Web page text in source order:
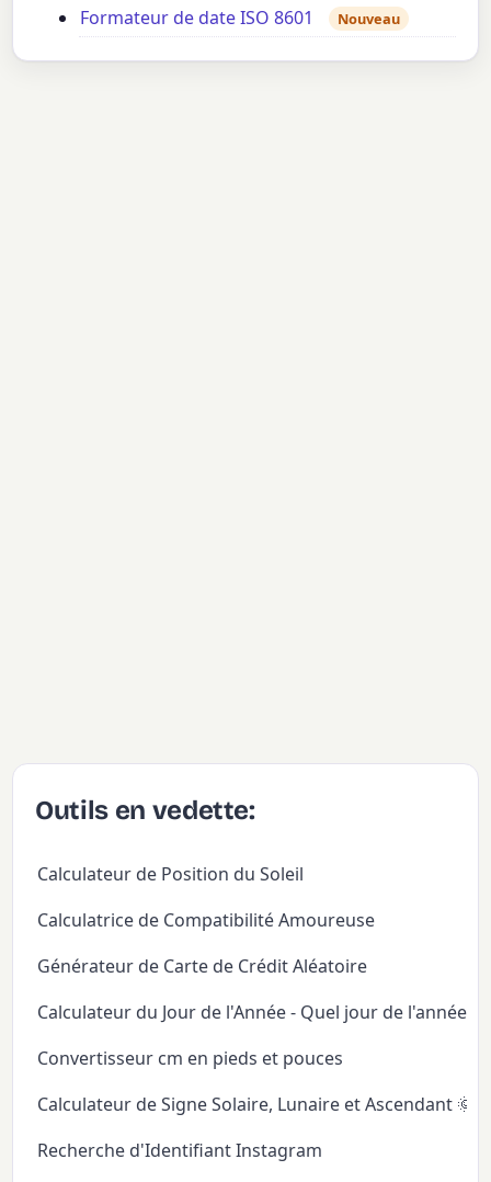
Formateur de date ISO 8601 Nouveau
Outils en vedette:
Calculateur de Position du Soleil
Calculatrice de Compatibilité Amoureuse
Générateur de Carte de Crédit Aléatoire
Calculateur du Jour de l'Année - Quel jour de l'année
Convertisseur cm en pieds et pouces
Calculateur de Signe Solaire, Lunaire et Ascendant
Recherche d'Identifiant Instagram